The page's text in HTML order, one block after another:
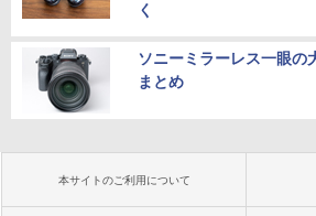
く
ソニーミラーレス一眼の
まとめ
本サイトのご利用について